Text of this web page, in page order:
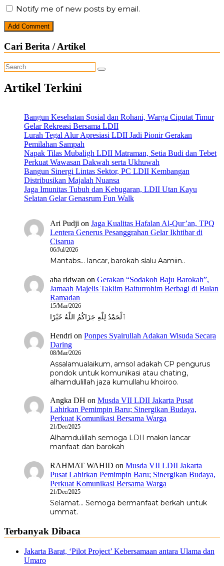
Notify me of new posts by email.
Cari Berita / Artikel
Artikel Terkini
Bangun Kesehatan Sosial dan Rohani, Warga Ciputat Timur
Gelar Rekreasi Bersama LDII
Lurah Tegal Alur Apresiasi LDII Jadi Pionir Gerakan
Pemilahan Sampah
Napak Tilas Mubaligh LDII Matraman, Setia Budi dan Tebet
Perkuat Wawasan Dakwah serta Ukhuwah
Bangun Sinergi Lintas Sektor, PC LDII Kembangan
Distribusikan Majalah Nuansa
Jaga Imunitas Tubuh dan Kebugaran, LDII Utan Kayu
Selatan Gelar Genasrum Fun Walk
Ari Pudji on Jaga Kualitas Hafalan Al-Qur’an, TPQ
Lentera Generus Pesanggrahan Gelar Ikhtibar di
Cisarua
06/Jul/2026
Mantabs... lancar, barokah slalu Aamiin..
aba ridwan on Gerakan “Sodakoh Baju Barokah”,
Jamaah Majelis Taklim Baiturrohim Berbagi di Bulan
Ramadan
15/Mar/2026
ٱلْحَمْدُ لِلّٰهِ جَزَاكُمُ اللّٰهُ خَيْرًا
Hendri on Ponpes Syairullah Adakan Wisuda Secara
Daring
08/Mar/2026
Assalamualaikum, amsol adakah CP pengurus
pondok untuk komunikasi atau chating,
alhamdulillah jaza kumullahu khoiroo.
Angka DH on Musda VII LDII Jakarta Pusat
Lahirkan Pemimpin Baru; Sinergikan Budaya,
Perkuat Komunikasi Bersama Warga
21/Dec/2025
Alhamdulillah semoga LDII makin lancar
manfaat dan barokah
RAHMAT WAHID on Musda VII LDII Jakarta
Pusat Lahirkan Pemimpin Baru; Sinergikan Budaya,
Perkuat Komunikasi Bersama Warga
21/Dec/2025
Selamat... Semoga bermanfaat berkah untuk
ummat.
Terbanyak Dibaca
Jakarta Barat, ‘Pilot Project’ Kebersamaan antara Ulama dan
Umaro